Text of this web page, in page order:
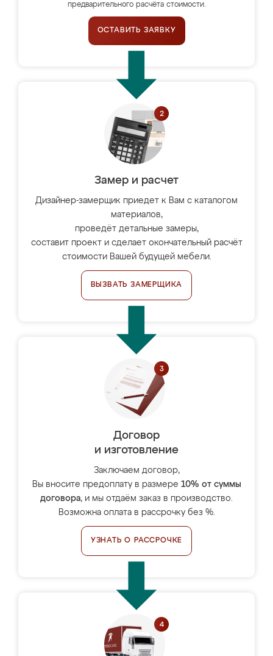
предварительного расчёта стоимости.
ОСТАВИТЬ ЗАЯВКУ
Замер и расчет
Дизайнер-замерщик приедет к Вам с каталогом
материалов,
проведёт детальные замеры,
составит проект и сделает окончательный расчёт
стоимости Вашей будущей мебели.
ВЫЗВАТЬ ЗАМЕРЩИКА
Договор
и изготовление
Заключаем договор,
Вы вносите предоплату в размере 10% от суммы
договора, и мы отдаём заказ в производство.
Возможна оплата в рассрочку без %.
УЗНАТЬ О РАССРОЧКЕ